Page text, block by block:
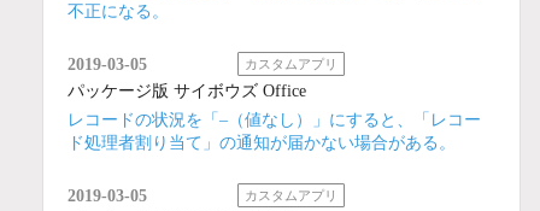
不正になる。
2019-03-05 カスタムアプリ
パッケージ版 サイボウズ Office
レコードの状況を「–（値なし）」にすると、「レコー
ド処理者割り当て」の通知が届かない場合がある。
2019-03-05 カスタムアプリ